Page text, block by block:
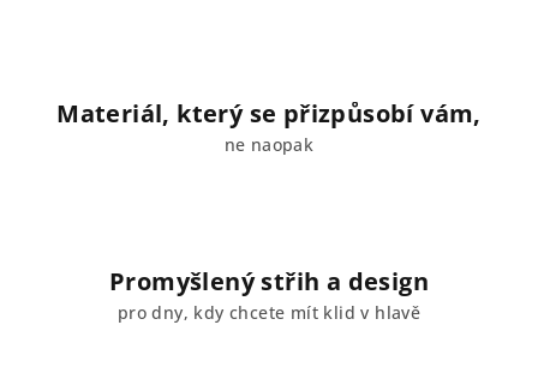
Materiál, který se přizpůsobí vám,
ne naopak
Promyšlený střih a design
pro dny, kdy chcete mít klid v hlavě